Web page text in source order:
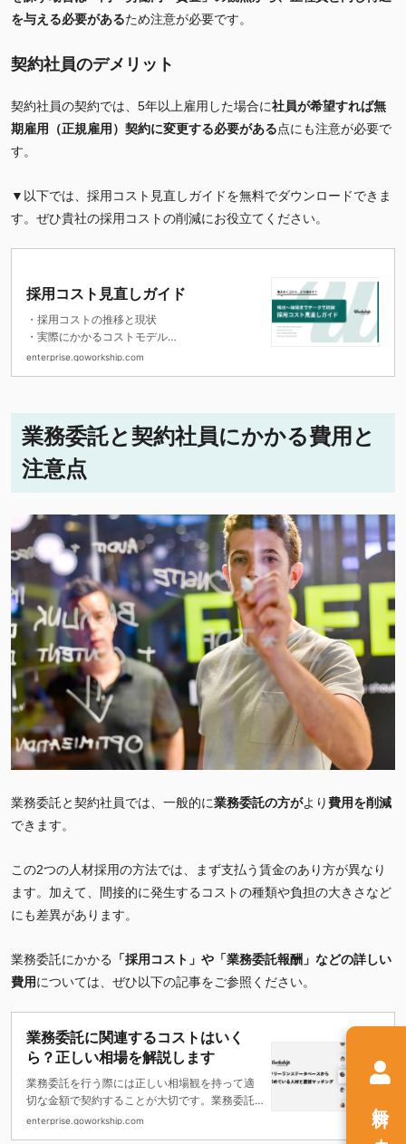
を与える必要があるため注意が必要です。
契約社員のデメリット
契約社員の契約では、5年以上雇用した場合に社員が希望すれば無
期雇用（正規雇用）契約に変更する必要がある点にも注意が必要で
す。
▼以下では、採用コスト見直しガイドを無料でダウンロードできま
す。ぜひ貴社の採用コストの削減にお役立てください。
採用コスト見直しガイド
・採用コストの推移と現状
・実際にかかるコストモデル
・採用コストの削減方法をお伝えします
enterprise.goworkship.com
業務委託と契約社員にかかる費用と
注意点
業務委託と契約社員では、一般的に業務委託の方がより費用を削減
できます。
この2つの人材採用の方法では、まず支払う賃金のあり方が異なり
ます。加えて、間接的に発生するコストの種類や負担の大きさなど
にも差異があります。
業務委託にかかる 「採用コスト」や「業務委託報酬」などの詳しい
費用については、ぜひ以下の記事をご参照ください。
業務委託に関連するコストはいく
ら？正しい相場を解説します
業務委託を行う際には正しい相場観を持って適
切な金額で契約することが大切です。業務委託
費の相場観を把握するには、まず平均的な値が
enterprise.goworkship.com